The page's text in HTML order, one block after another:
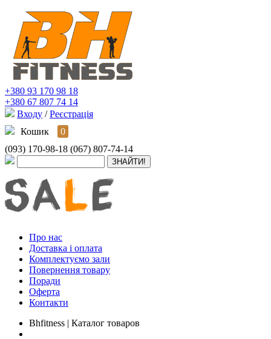
+380 93 170 98 18
+380 67 807 74 14
Входу / Реєстрація
Кошик
0
(093) 170-98-18 (067) 807-74-14
Про нас
Доставка і оплата
Комплектуємо зали
Повернення товару
Поради
Оферта
Контакти
Bhfitness | Каталог товаров